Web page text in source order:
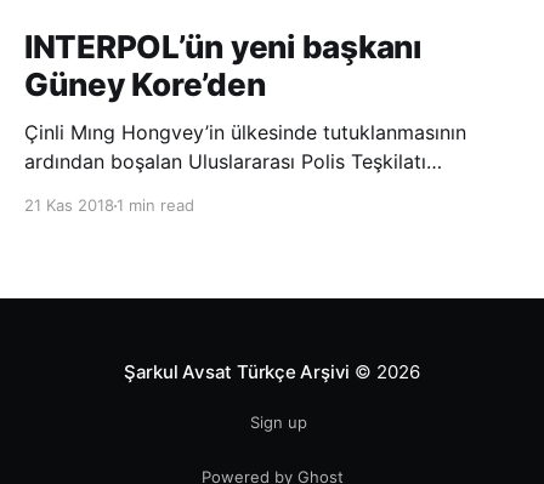
INTERPOL’ün yeni başkanı
Güney Kore’den
Çinli Mıng Hongvey’in ülkesinde tutuklanmasının
ardından boşalan Uluslararası Polis Teşkilatı
21 Kas 2018 1 min read
Şarkul Avsat Türkçe Arşivi © 2026
Sign up
Powered by Ghost